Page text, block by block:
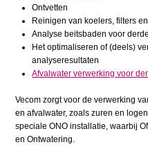
Ontvetten
Reinigen van koelers, filters
Analyse beitsbaden voor
Het optimaliseren of (deels)
analyseresultaten
Afvalwater verwerking voor
Vecom zorgt voor de verwerking
en afvalwater, zoals zuren en
speciale ONO installatie, waarbij
en Ontwatering.